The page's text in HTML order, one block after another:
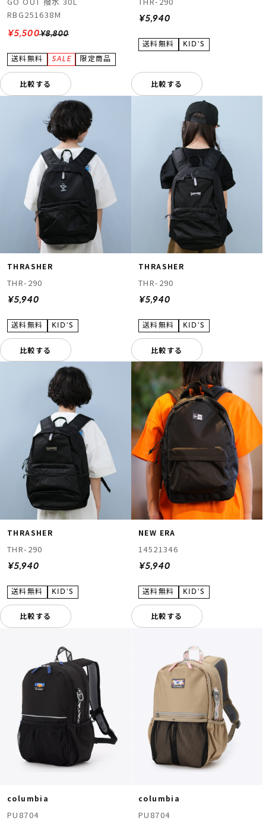
RBG251638M
¥8,800
¥5,500
比較する
¥5,940
比較する
THRASHER
THR-290
¥5,940
比較する
THRASHER
THR-290
¥5,940
比較する
THRASHER
THR-290
¥5,940
比較する
NEW ERA
14521346
¥5,940
比較する
columbia
PU8704
columbia
PU8704